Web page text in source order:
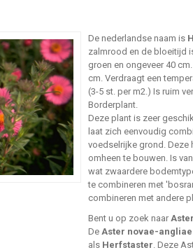
De nederlandse naam is
zalmrood en de bloeitijd
groen en ongeveer 40
cm. Verdraagt een
(3-5 st. per m2.) Is ruim
Borderplant.
Deze plant is zeer
laat zich eenvoudig
voedselrijke grond.
omheen te bouwen. Is
wat zwaardere
te combineren met
combineren met andere
Bent u op zoek naar
De Aster novae-
als Herfstaster. Deze